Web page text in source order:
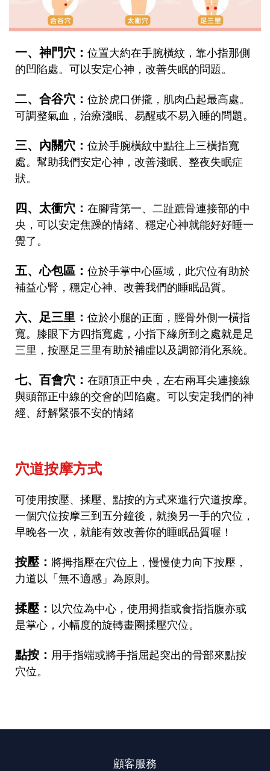
一、神門穴： 位置大約在手腕橫紋，靠小指那側
的凹陷處。可以安定心神，改善失眠的問題。
二、合谷穴： 位於虎口併攏，肌肉凸起最高處。
可調整氣血，治療淺眠、易醒或不易入睡的問題。
三、內關穴： 位於手腕橫紋中點往上三橫指寬
處。幫助我們安定心神，改善淺眠、整夜失眠症
狀。
四、太衝穴： 在腳背第一、二趾蹠骨連接部的中
央，可以安定焦躁的情緒、穩定心神就能好好睡一
覺了。
五、心包區： 位於手掌中心區域，此穴位有助於
補益心腎，穩定心神、改善我們的睡眠品質。
六、足三里： 位於小腿的正面，脛骨外側一橫指
寬。膝眼下方四指寬處，小指下緣所到之處就是足
三里，按壓足三里有助於補虛以及調節消化系統。
七、百會穴： 在頭頂正中央，左右兩耳尖連接線
與頭部正中線的交會的凹陷處。可以安定我們的神
經、紓解緊張不安的情緒
穴道按摩方式
可使用按壓、揉壓、點按的方式來進行穴道按摩。
一個穴位按摩三到五分鐘後，就換另一手的穴位，
早晚各一次，就能有效改善你的睡眠品質喔！
按壓： 將拇指壓在穴位上，慢慢使力向下按壓，
力道以「無不適感」為原則。
揉壓： 以穴位為中心，使用拇指或食指指腹亦或
是掌心，小幅度的旋轉畫圈揉壓穴位。
點按： 用手指端或將手指屈起突出的骨部來點按
穴位。
顧客服務